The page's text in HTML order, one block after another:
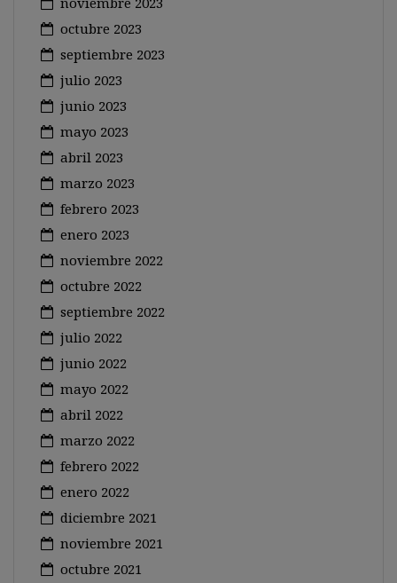
octubre 2023
septiembre 2023
julio 2023
junio 2023
mayo 2023
abril 2023
marzo 2023
febrero 2023
enero 2023
noviembre 2022
octubre 2022
septiembre 2022
julio 2022
junio 2022
mayo 2022
abril 2022
marzo 2022
febrero 2022
enero 2022
diciembre 2021
noviembre 2021
octubre 2021